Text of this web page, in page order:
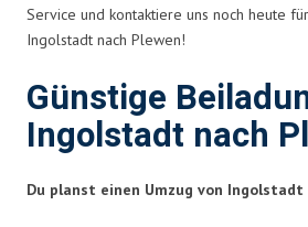
Service und kontaktiere uns noch heute
Ingolstadt nach Plewen!
Günstige
Ingolstadt nach
Du planst einen Umzug von Ingolstadt